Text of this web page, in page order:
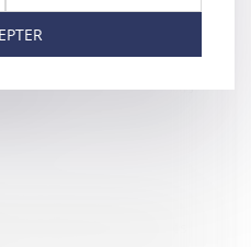
de la garde des enfants issus